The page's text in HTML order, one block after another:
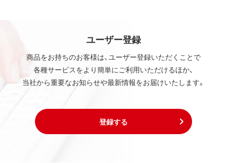
ユーザー登録
商品をお持ちのお客様は、ユーザー登録いただくことで
各種サービスをより簡単にご利用いただけるほか、
当社から重要なお知らせや最新情報をお届けいたします。
登録する